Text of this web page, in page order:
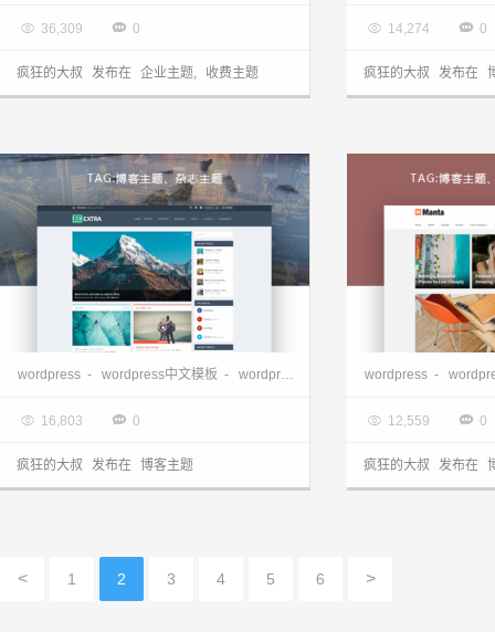
 36,309  0
疯狂的大叔 发布在 企业主题, 收费主题
 14,274  0
疯狂的大叔 发布在
wordpress博客主题、杂志主题-Extra
wordpress - wordpress中文模板 - wordpress主题 wordpress免费主题 -
 16,803  0
疯狂的大叔 发布在 博客主题
wordpress -
 12,559  0
疯狂的大叔 发布在
< 1 2 3 4 5 6 >